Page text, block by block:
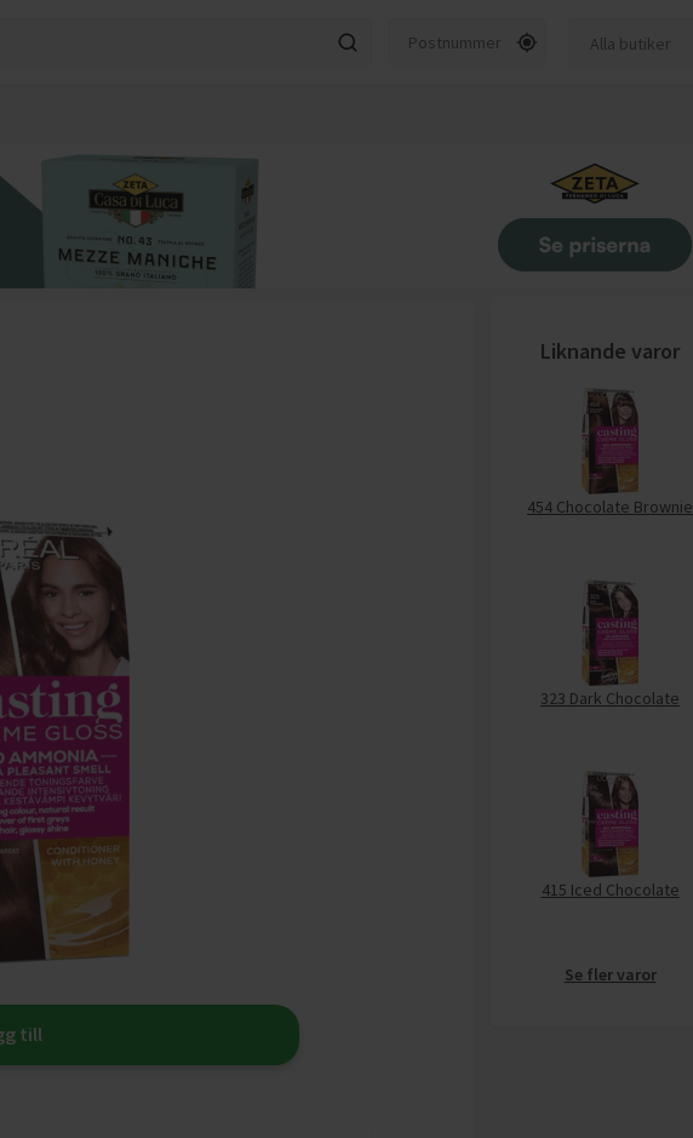
Alla butiker
Liknande varor
454 Chocolate Brownie
323 Dark Chocolate
415 Iced Chocolate
Se fler varor
till